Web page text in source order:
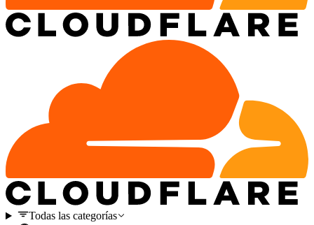
Todas las categorías